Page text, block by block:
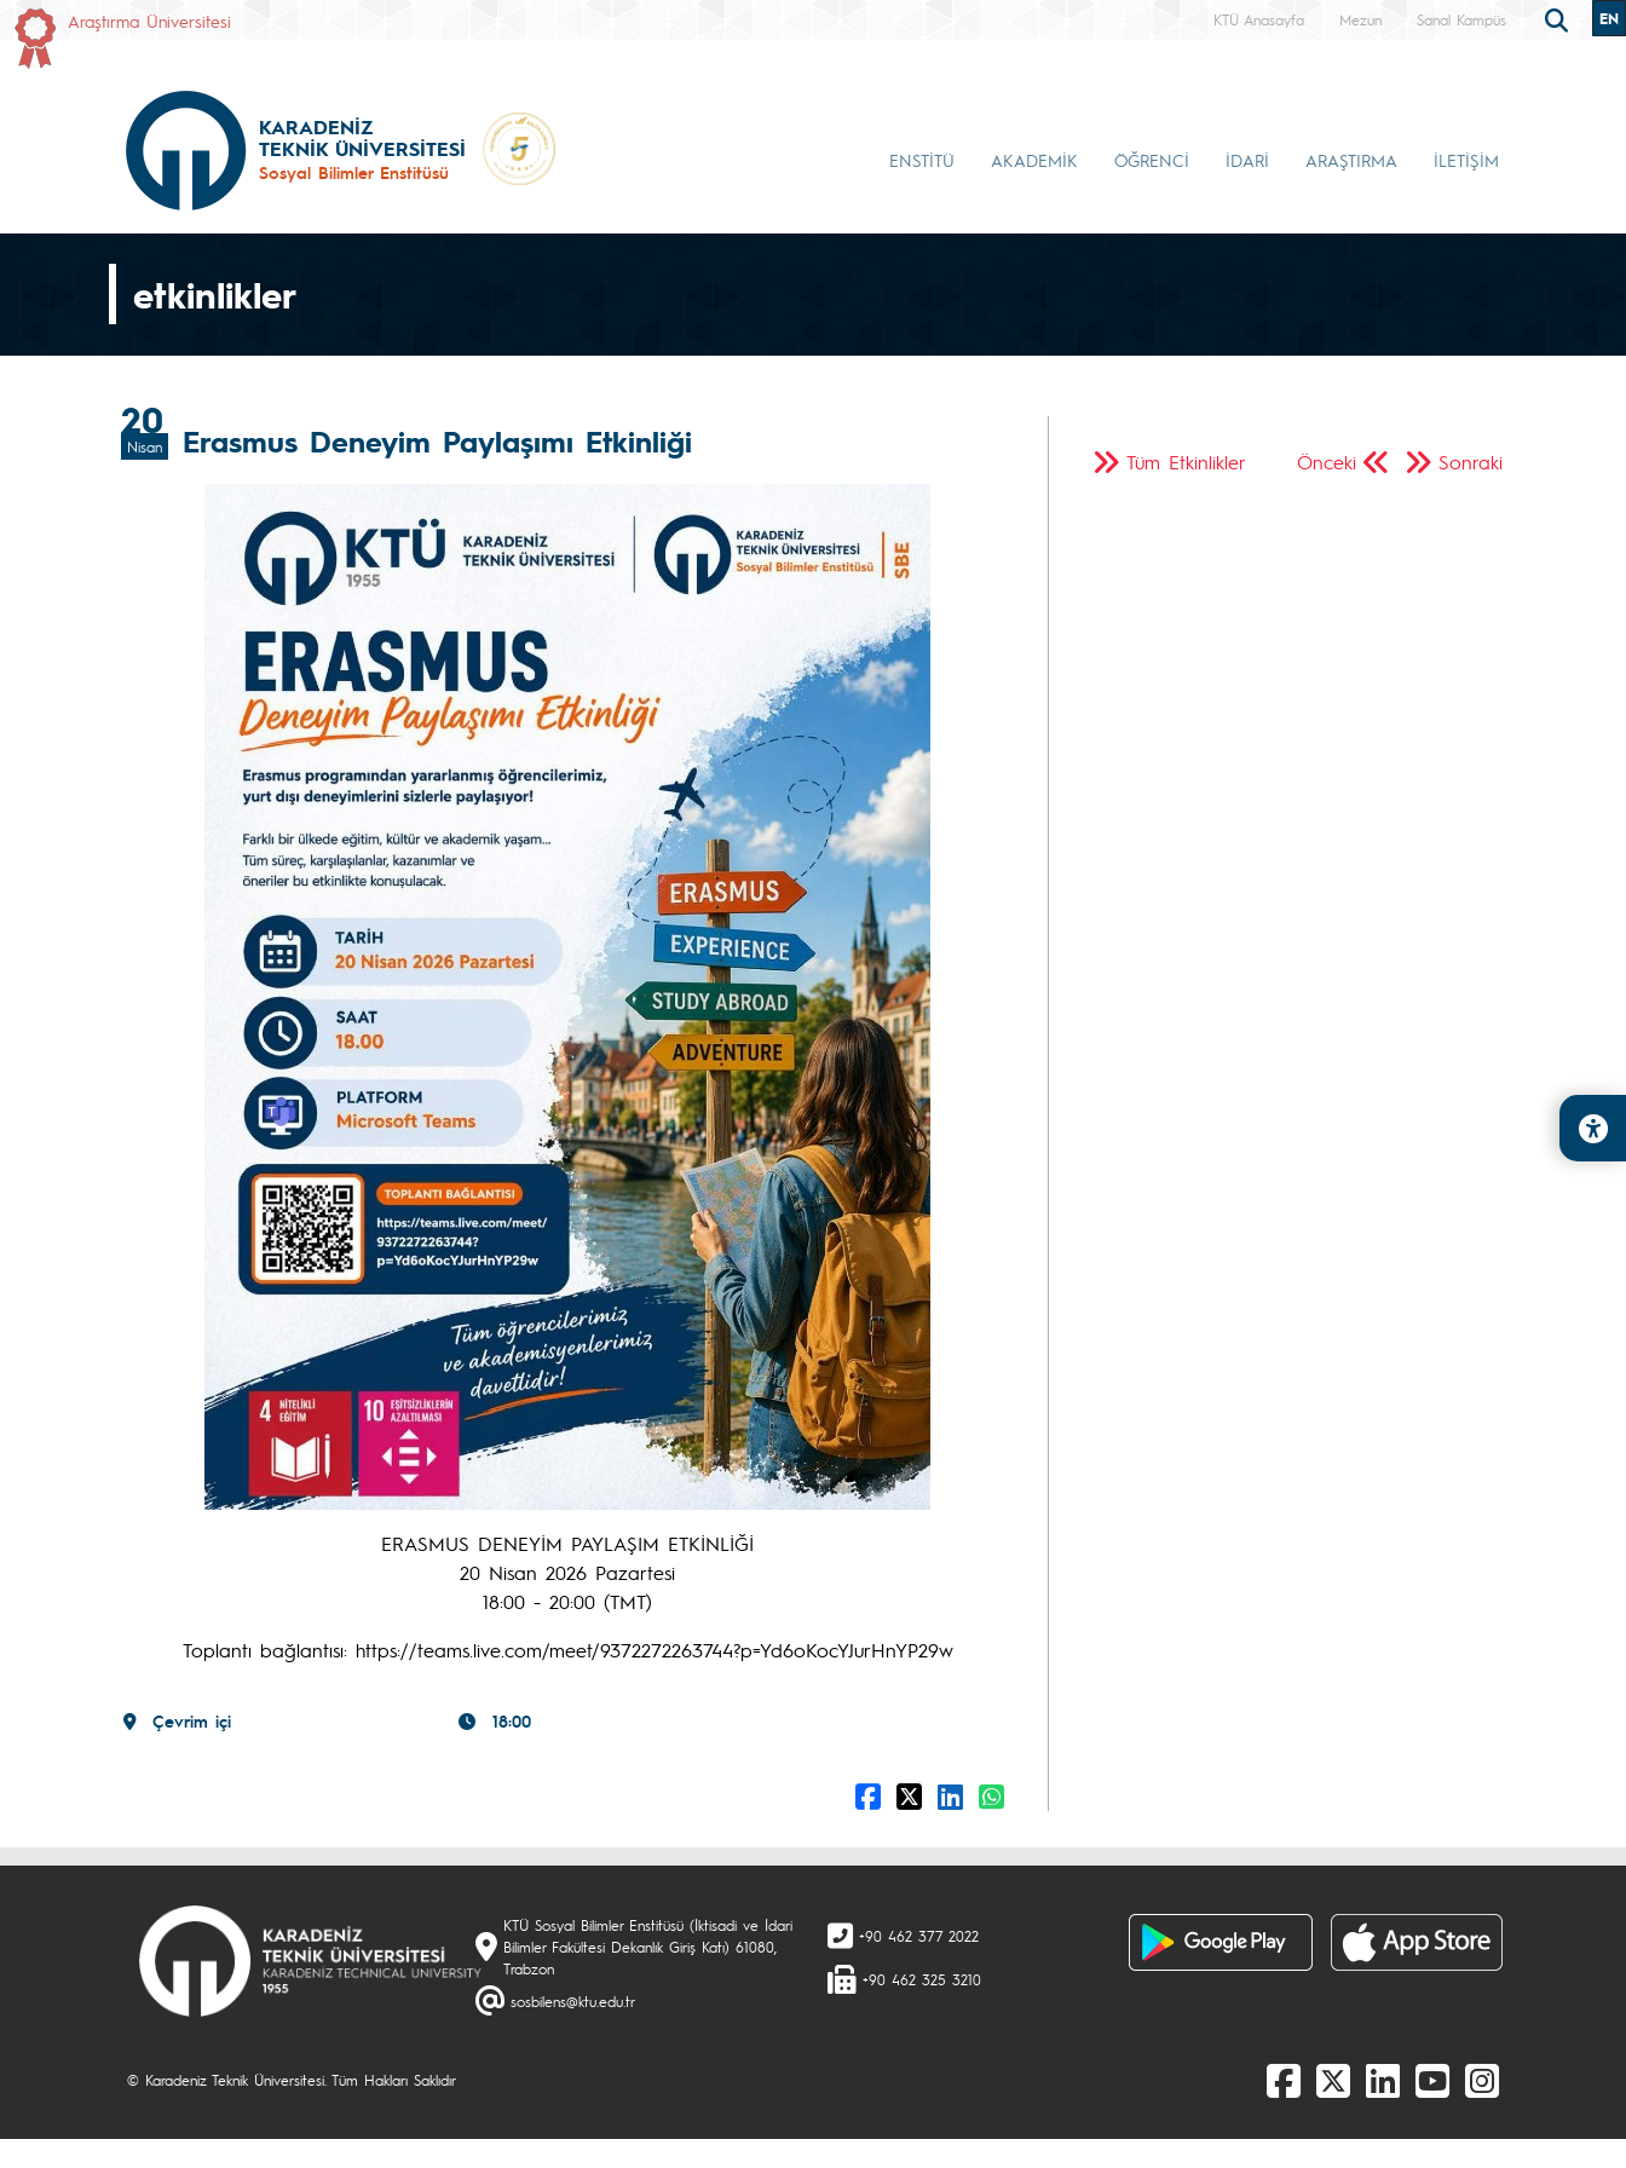
Araştırma Üniversitesi KTÜ Anasayfa Mezun Sanal Kampüs EN
KARADENİZ
TEKNİK ÜNİVERSİTESİ
Sosyal Bilimler Enstitüsü
ENSTİTÜ AKADEMİK ÖĞRENCİ İDARİ ARAŞTIRMA İLETİŞİM
etkinlikler
20
Nisan Erasmus Deneyim Paylaşımı Etkinliği
ERASMUS DENEYİM PAYLAŞIM ETKİNLİĞİ
20 Nisan 2026 Pazartesi
18:00 - 20:00 (TMT)
Toplantı bağlantısı: https://teams.live.com/meet/9372272263744?p=Yd6oKocYJurHnYP29w
Çevrim içi 18:00
Önceki Sonraki
Tüm Etkinlikler
KTÜ Sosyal Bilimler Enstitüsü (İktisadi ve İdari
Bilimler Fakültesi Dekanlık Giriş Katı) 61080,
Trabzon
sosbilens@ktu.edu.tr
+90 462 377 2022
+90 462 325 3210
© Karadeniz Teknik Üniversitesi. Tüm Hakları Saklıdır